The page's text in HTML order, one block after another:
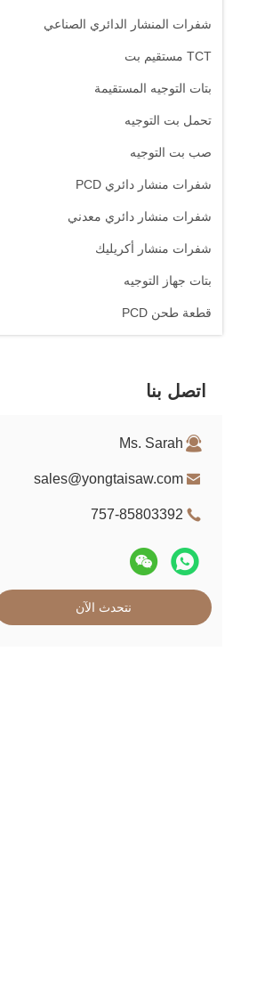
شفرات المنشار الدائري الصناعي
TCT مستقيم بت
بتات التوجيه المستقيمة
تحمل بت التوجيه
صب بت التوجيه
شفرات منشار دائري PCD
شفرات منشار دائري معدني
شفرات منشار أكريليك
بتات جهاز التوجيه
قطعة طحن PCD
اتصل بنا
Ms. Sarah
sales@yongtaisaw.com
757-85803392
نتحدث الآن